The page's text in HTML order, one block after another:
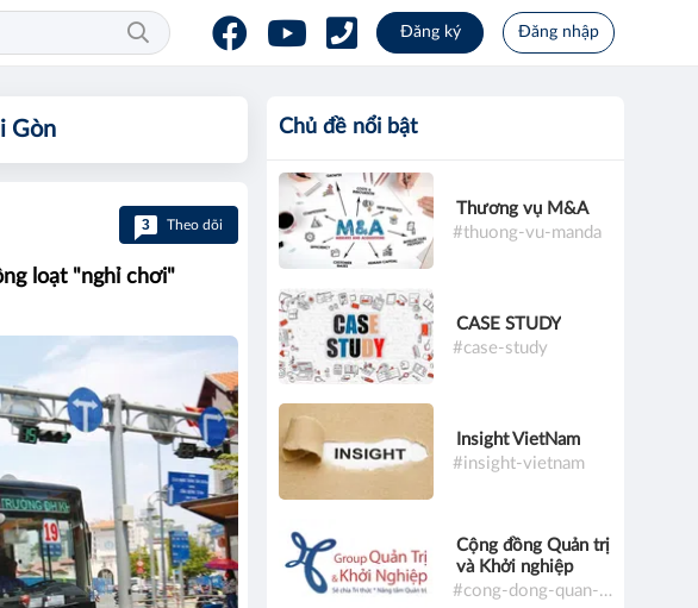
Đăng ký Đăng nhập
Gòn
3 Theo dõi
loạt "nghỉ chơi"
Chủ đề nổi bật
Thương vụ M&A
#thuong-vu-manda
CASE STUDY
#case-study
Insight VietNam
#insight-vietnam
Cộng đồng Quản trị
và Khởi nghiệp
#cong-dong-quan-tri-va-khoi-nghiep